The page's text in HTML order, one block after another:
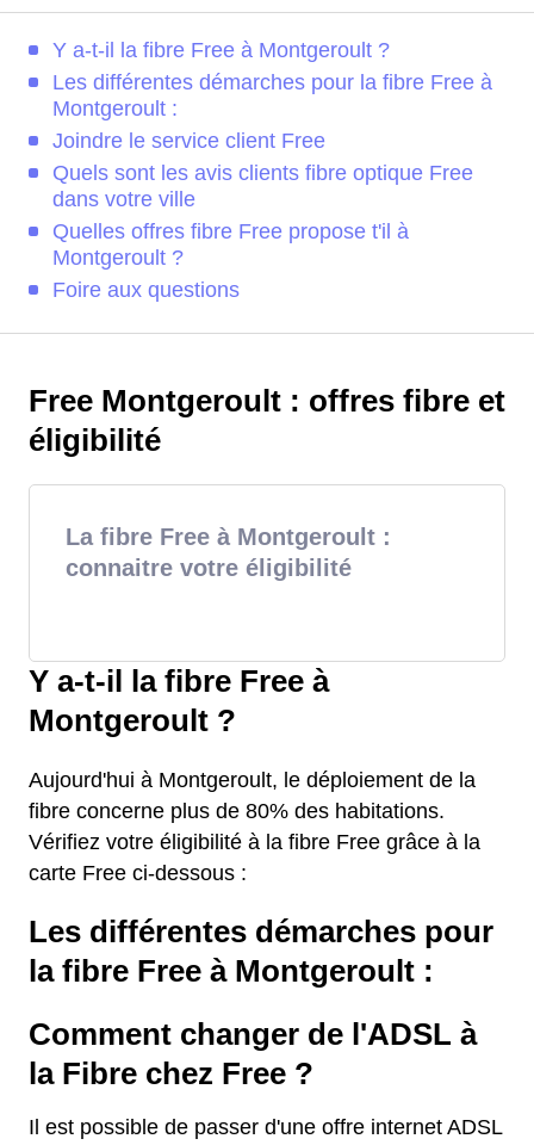
Y a-t-il la fibre Free à Montgeroult ?
Les différentes démarches pour la fibre Free à
Montgeroult :
Joindre le service client Free
Quels sont les avis clients fibre optique Free
dans votre ville
Quelles offres fibre Free propose t'il à
Montgeroult ?
Foire aux questions
Free Montgeroult : offres fibre et
éligibilité
La fibre Free à Montgeroult :
connaitre votre éligibilité
Y a-t-il la fibre Free à
Montgeroult ?
Aujourd'hui à Montgeroult, le déploiement de la
fibre concerne plus de 80% des habitations.
Vérifiez votre éligibilité à la fibre Free grâce à la
carte Free ci-dessous :
Les différentes démarches pour
la fibre Free à Montgeroult :
Comment changer de l'ADSL à
la Fibre chez Free ?
Il est possible de passer d'une offre internet ADSL